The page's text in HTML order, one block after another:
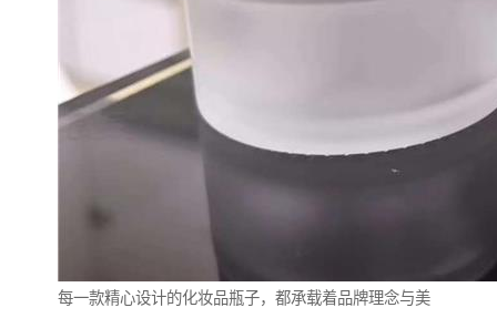
每一款精心设计的化妆品瓶子，都承载着品牌理念与美